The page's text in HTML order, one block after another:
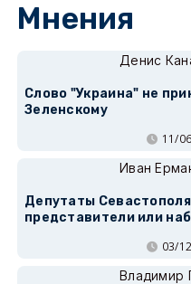
Мнения
Денис
Слово "Украина" не
Зеленскому
11/
Иван
Депутаты
представители или
03/
Владимир